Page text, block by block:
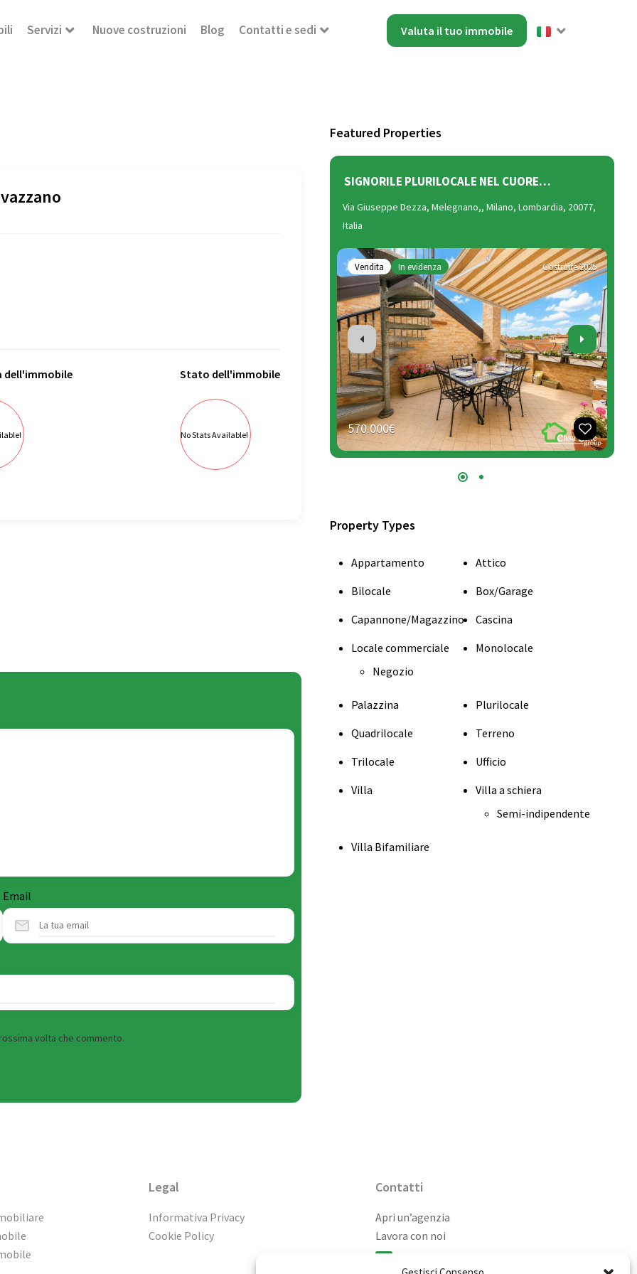
Servizi Nuove costruzioni Blog Contatti e sedi Valuta il tuo immobile
dell'immobile Stato dell'immobile
No Stats Available!
Email
volta che commento.
Featured Properties
SIGNORILE PLURILOCALE NEL CUORE…
Via Giuseppe Dezza, Melegnano,, Milano, Lombardia, 20077,
Italia
Vendita In evidenza Costruire 2025
570.000€
Property Types
Appartamento
Attico
Bilocale
Box/Garage
Capannone/Magazzino
Cascina
Locale commerciale
Negozio
Monolocale
Palazzina
Plurilocale
Quadrilocale
Terreno
Trilocale
Ufficio
Villa
Villa a schiera
Semi-indipendente
Villa Bifamiliare
Legal
Informativa Privacy
Cookie Policy
Contatti
Apri un’agenzia
Lavora con noi